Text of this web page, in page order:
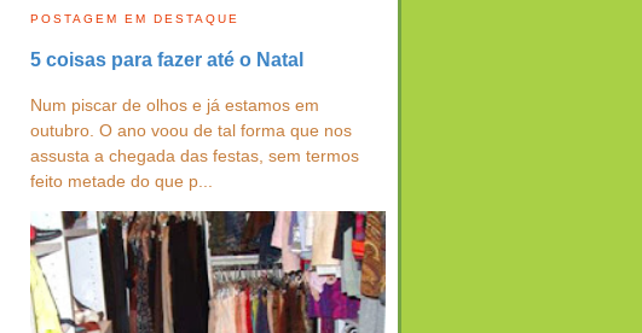
POSTAGEM EM DESTAQUE
5 coisas para fazer até o Natal
Num piscar de olhos e já estamos em
outubro. O ano voou de tal forma que nos
assusta a chegada das festas, sem termos
feito metade do que p...